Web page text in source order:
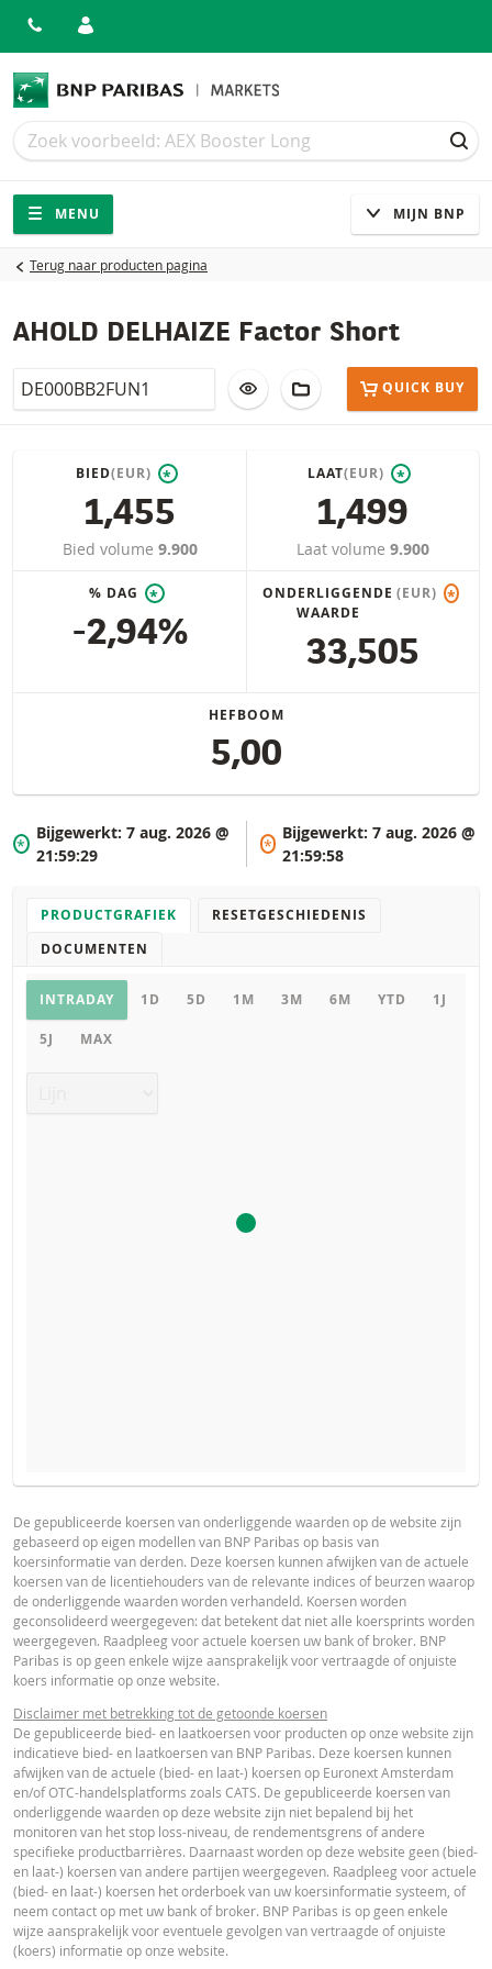
Zoek
Zoek
Navigatie
Site navigatie
MENU MIJN BNP
Terug naar producten pagina
AHOLD DELHAIZE Factor Short
Isin VOEG TOE AAN WATCHLIST
AAN PORTFOLIO
QUICK BUY
BIED(EUR) *
1,455
Bied volume 9.900
LAAT(EUR) *
1,499
Laat volume 9.900
% DAG *
-2,94%
ONDERLIGGENDE
WAARDE
(EUR) *
33,505
HEFBOOM
5,00
*
Bijgewerkt: 7 aug. 2026 @
21:59:29
*
Bijgewerkt:7 aug. 2026 @
21:59:58
PRODUCTGRAFIEK
RESETGESCHIEDENIS
DOCUMENTEN
Productgrafiek
INTRADAY 1D 5D 1M 3M 6M YTD 1J
5J MAX
DATUM
RESET
WAARDE
LAATSTE
RESET
RESETGRENS
7 aug.
2026 18:35
Einde
dag
1,48 38,819
7 aug.
2026 17:50
Einde
dag
1,48 38,819
2026 07:53
dag
1,34
6 aug.
2026 18:35
Einde
dag
1,45 40,085
6 aug.
2026 17:52
Einde
dag
1,45 40,085
5 aug.
2026 18:35
Einde
dag
1,36 40,639
5 aug.
2026 17:51
Einde
dag
BROCHURE
Nederlands (Nederland) PDF
PROSPECTUS
Prospectus (NL)
FINAL TERMS
Final Terms URL
ESSENTIËLE BELEGGERSINFORMATIEDOCUMENTATIE
PRODUCT PROJECTIONS
Some helper text for the product price projections, financial
advised
UNDERLYING PRICE PRICE PROJECTION
De gepubliceerde koersen van onderliggende waarden op de website zijn
gebaseerd op eigen modellen van BNP Paribas op basis van
koersinformatie van derden. Deze koersen kunnen afwijken van de actuele
koersen van de licentiehouders van de relevante indices of beurzen waarop
de onderliggende waarden worden verhandeld. Koersen worden
geconsolideerd weergegeven: dat betekent dat niet alle koersprints worden
weergegeven. Raadpleeg voor actuele koersen uw bank of broker. BNP
Paribas is op geen enkele wijze aansprakelijk voor vertraagde of onjuiste
koers informatie op onze website.
Disclaimer met betrekking tot de getoonde koersen
De gepubliceerde bied- en laatkoersen voor producten op onze website zijn
indicatieve bied- en laatkoersen van BNP Paribas. Deze koersen kunnen
afwijken van de actuele (bied- en laat-) koersen op Euronext Amsterdam
en/of OTC-handelsplatforms zoals CATS. De gepubliceerde koersen van
onderliggende waarden op deze website zijn niet bepalend bij het
monitoren van het stop loss-niveau, de rendementsgrens of andere
specifieke productbarrières. Daarnaast worden op deze website geen (bied-
en laat-) koersen van andere partijen weergegeven. Raadpleeg voor actuele
(bied- en laat-) koersen het orderboek van uw koersinformatie systeem, of
neem contact op met uw bank of broker. BNP Paribas is op geen enkele
wijze aansprakelijk voor eventuele gevolgen van vertraagde of onjuiste
(koers) informatie op onze website.